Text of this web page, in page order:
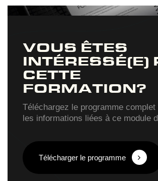
VOUS ÊTES
INTÉRESSÉ(E)
CETTE
FORMATION?
Téléchargez le programme complet
les informations liées à ce module
Télécharger le programme